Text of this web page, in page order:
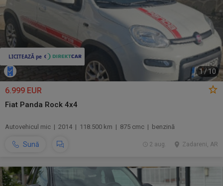
1 /10
6.999 EUR
Fiat Panda Rock 4x4
Autovehicul mic | 2014 | 118.500 km | 875 cmc | benzină
Sună Zadareni, AR
2 aug.